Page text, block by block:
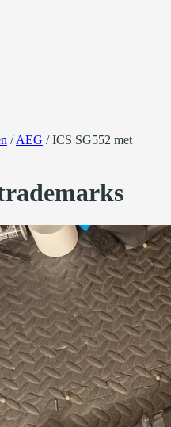
/AEG /ICS SG552 met